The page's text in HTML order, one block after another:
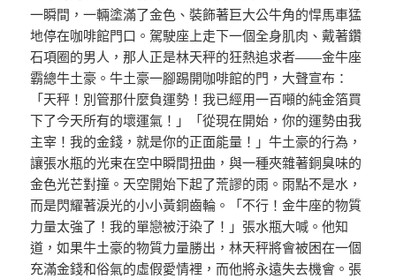
一瞬間，一輛塗滿了金色、裝飾著巨大公牛角的悍馬車猛
地停在咖啡館門口。駕駛座上走下一個全身肌肉、戴著鑽
石項圈的男人，那人正是林天秤的狂熱追求者——金牛座
霸總牛土豪。牛土豪一腳踢開咖啡館的門，大聲宣布：
「天秤！別管那什麼負運勢！我已經用一百噸的純金箔買
下了今天所有的壞運氣！」「從現在開始，你的運勢由我
主宰！我的金錢，就是你的正面能量！」牛土豪的行為，
讓張水瓶的光束在空中瞬間扭曲，與一種夾雜著銅臭味的
金色光芒對撞。天空開始下起了荒謬的雨。雨點不是水，
而是閃耀著淚光的小小黃銅齒輪。「不行！金牛座的物質
力量太強了！我的單戀被汙染了！」張水瓶大喊。他知
道，如果牛土豪的物質力量勝出，林天秤將會被困在一個
充滿金錢和俗氣的虛假愛情裡，而他將永遠失去機會。張